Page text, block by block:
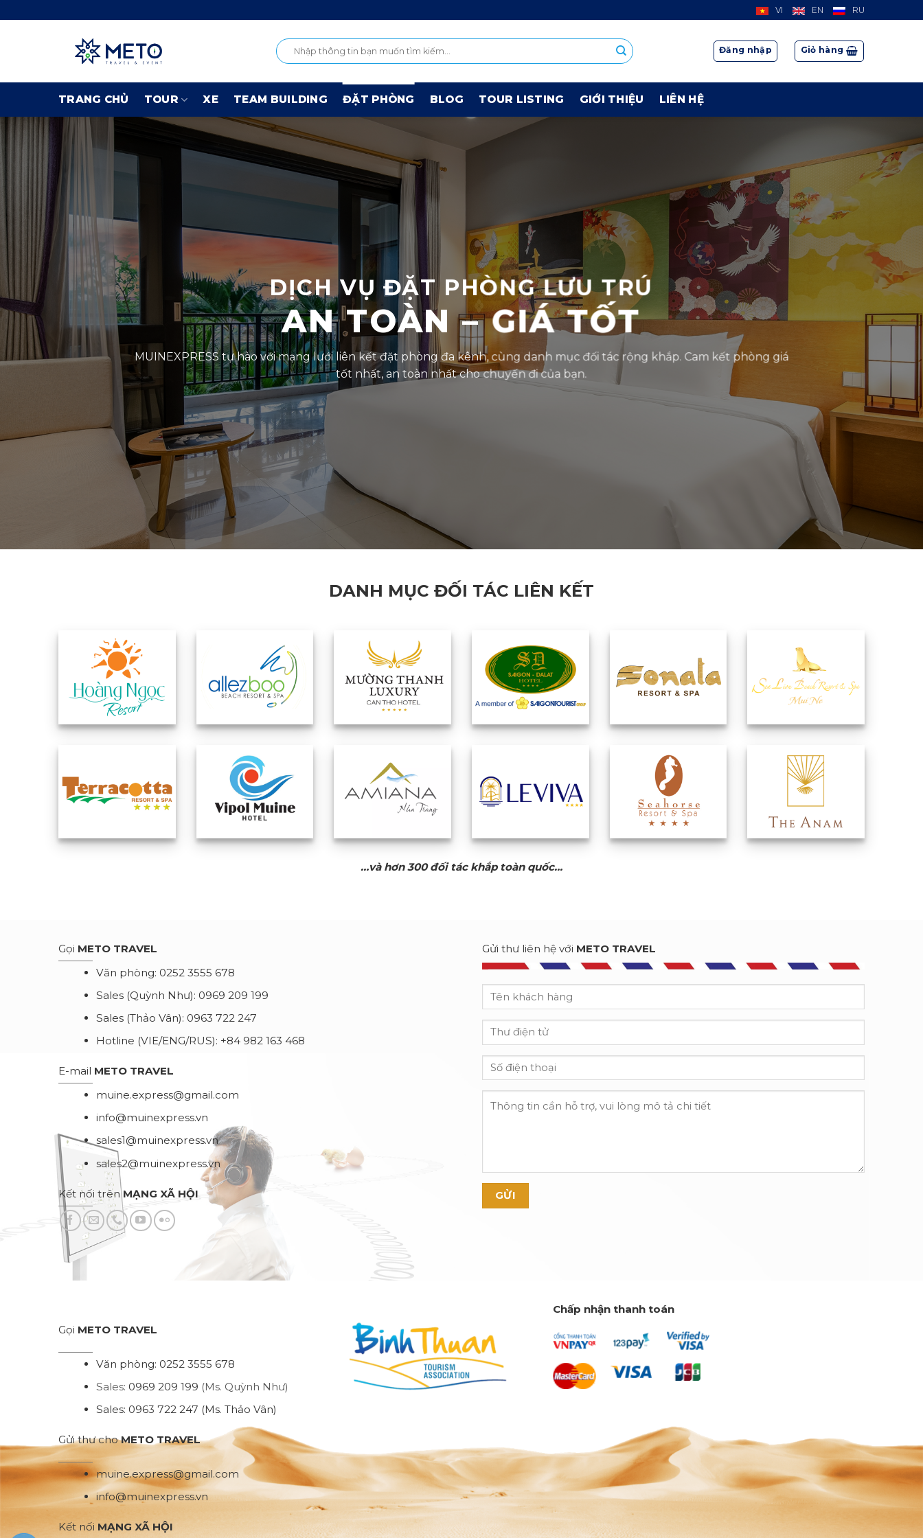
to
VI EN RU
Đăng nhập Giỏ hàng
TRANG CHỦ TOUR XE TEAM BUILDING ĐẶT PHÒNG BLOG TOUR LISTING GIỚI THIỆU LIÊN HỆ
DỊCH VỤ ĐẶT PHÒNG LƯU TRÚ
AN TOÀN – GIÁ TỐT
MUINEXPRESS tự hào với mạng lưới liên kết đặt phòng đa kênh, cùng danh mục đối tác rộng khắp. Cam kết phòng giá
tốt nhất, an toàn nhất cho chuyến đi của bạn.
DANH MỤC ĐỐI TÁC LIÊN KẾT
…và hơn 300 đối tác khắp toàn quốc…
Gọi METO TRAVEL
Văn phòng: 0252 3555 678
Sales (Quỳnh Như): 0969 209 199
Sales (Thảo Vân): 0963 722 247
Hotline (VIE/ENG/RUS): +84 982 163 468
E-mail METO TRAVEL
muine.express@gmail.com
info@muinexpress.vn
sales1@muinexpress.vn
sales2@muinexpress.vn
Kết nối trênMẠNG XÃ HỘI
Gửi thư liên hệ với METO TRAVEL
Gọi METO TRAVEL
Văn phòng: 0252 3555 678
Sales: 0969 209 199 (Ms. Quỳnh Như)
Sales: 0963 722 247 (Ms. Thảo Vân)
Gửi thư choMETO TRAVEL
muine.express@gmail.com
info@muinexpress.vn
Kết nối MẠNG XÃ HỘI
Chấp nhận thanh toán